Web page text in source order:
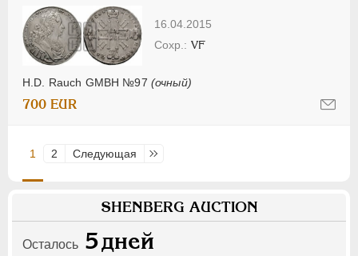
16.04.2015
H.D. Rauch GMBH №97 (очный)
VF
700 EUR
1 2 Следующая Последняя
SHENBERG AUCTION
Осталось 5дней